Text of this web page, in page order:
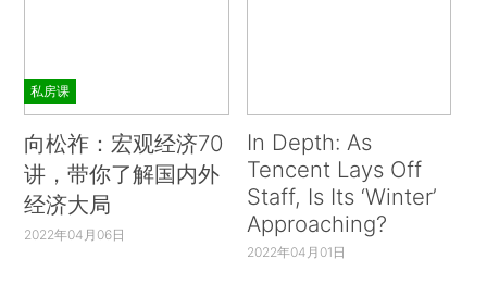
私房课
向松祚：宏观经济70
讲，带你了解国内外
经济大局
2022年04月06日
In Depth: As
Tencent Lays Off
Staff, Is Its ‘Winter’
Approaching?
2022年04月01日